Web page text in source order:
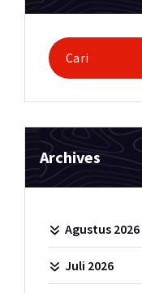
Pencarian
untuk:
Archives
Agustus 2026
Juli 2026